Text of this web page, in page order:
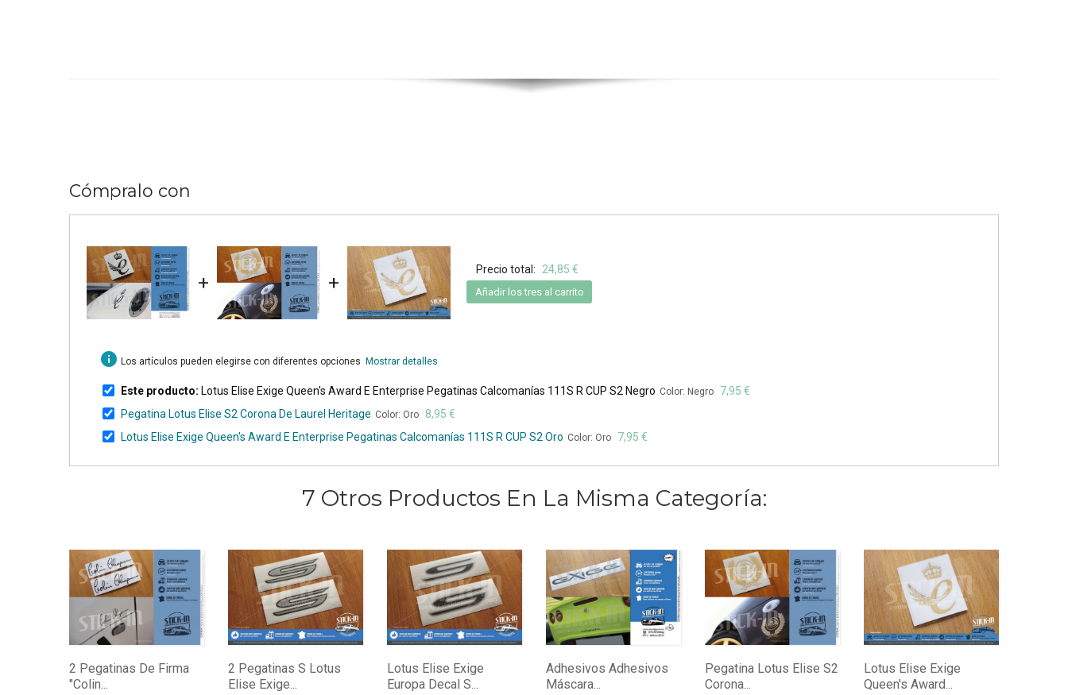
Cómpralo con
+ +
Precio total: 24,85 €
Añadir los tres al carrito
info Los artículos pueden elegirse con diferentes opciones Mostrar detalles
Este producto: Lotus Elise Exige Queen's Award E Enterprise Pegatinas Calcomanías 111S R CUP S2 Negro Color: Negro
7,95 €
Pegatina Lotus Elise S2 Corona De Laurel Heritage Color: Oro
8,95 €
Lotus Elise Exige Queen's Award E Enterprise Pegatinas Calcomanías 111S R CUP S2 Oro Color: Oro 7,95 €
7 Otros Productos En La Misma Categoría:
2 Pegatinas De Firma
"Colin...
2 Pegatinas S Lotus
Elise Exige...
Lotus Elise Exige
Europa Decal S...
Adhesivos Adhesivos
Máscara...
Pegatina Lotus Elise S2
Corona...
Lotus Elise Exige
Queen's Award...